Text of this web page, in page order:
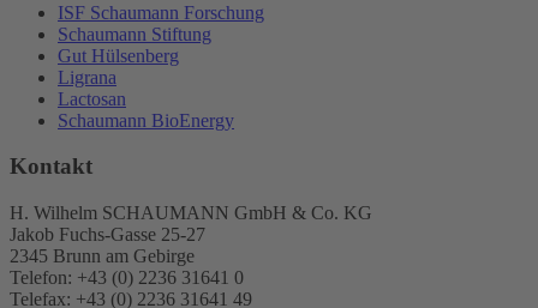
ISF Schaumann Forschung
Schaumann Stiftung
Gut Hülsenberg
Ligrana
Lactosan
Schaumann BioEnergy
Kontakt
H. Wilhelm SCHAUMANN GmbH & Co. KG
Jakob Fuchs-Gasse 25-27
2345 Brunn am Gebirge
Telefon: +43 (0) 2236 31641 0
Telefax: +43 (0) 2236 31641 49